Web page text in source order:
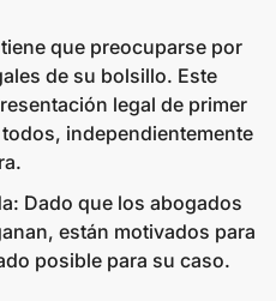
que preocuparse por
de su bolsillo. Este
legal de primer
independientemente
Dado que los abogados
están motivados para
posible para su caso.